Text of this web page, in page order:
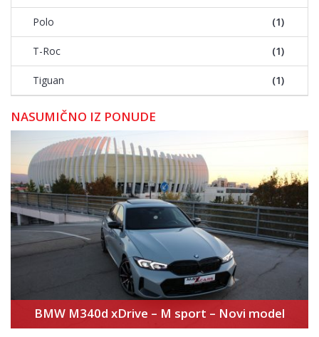
Polo (1)
T-Roc (1)
Tiguan (1)
NASUMIČNO IZ PONUDE
BMW M340d xDrive – M sport – Novi model